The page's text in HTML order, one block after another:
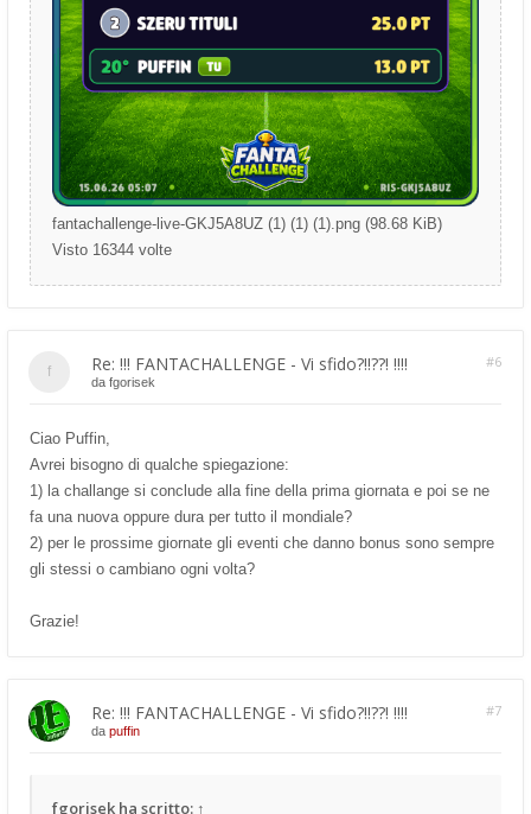
fantachallenge-live-GKJ5A8UZ (1) (1) (1).png (98.68 KiB)
Visto 16344 volte
Re: !!! FANTACHALLENGE - Vi sfido?!!??! !!!! #6
da fgorisek
Ciao Puffin,
Avrei bisogno di qualche spiegazione:
1) la challange si conclude alla fine della prima giornata e poi se ne
fa una nuova oppure dura per tutto il mondiale?
2) per le prossime giornate gli eventi che danno bonus sono sempre
gli stessi o cambiano ogni volta?
Grazie!
Re: !!! FANTACHALLENGE - Vi sfido?!!??! !!!! #7
da puffin
fgorisek ha scritto: ↑